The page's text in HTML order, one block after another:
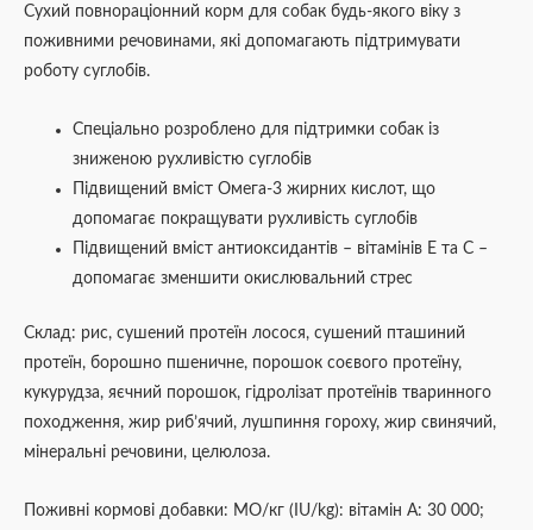
Cухий повнораціонний корм для собак будь-якого віку з
поживними речовинами, які допомагають підтримувати
роботу суглобів.
Спеціально розроблено для підтримки собак із
зниженою рухливістю суглобів
Підвищений вміст Омега-3 жирних кислот, що
допомагає покращувати рухливість суглобів
Підвищений вміст антиоксидантів – вітамінів E та C –
допомагає зменшити окислювальний стрес
Склад: рис, сушений протеїн лосося, сушений пташиний
протеїн, борошно пшеничне, порошок соєвого протеїну,
кукурудза, яєчний порошок, гідролізат протеїнів тваринного
походження, жир риб’ячий, лушпиння гороху, жир свинячий,
мінеральні речовини, целюлоза.
Поживні кормові добавки: МО/кг (IU/kg): вітамін А: 30 000;